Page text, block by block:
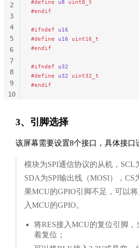
#define u8 uint8_t
#endif
#ifndef u16
#define u16 uint16_t
#endif
#ifndef u32
#define u32 uint32_t
#endif
2
3
4
5
6
7
8
9
10
3、引脚选择
该屏幕需要设置8个接口，具体接口
模块为SPI通信协议的从机，SCL
SDA为SPI输出线（MOSI），CS
果MCU的GPIO引脚不足，可以
入MCU的GPIO。
将RES接入MCU的复位引脚
着复位；